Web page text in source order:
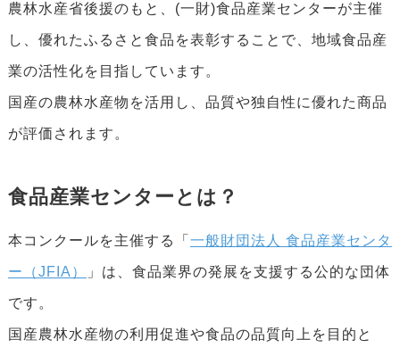
農林水産省後援のもと、(一財)食品産業センターが主催
し、優れたふるさと食品を表彰することで、地域食品産
業の活性化を目指しています。
国産の農林水産物を活用し、品質や独自性に優れた商品
が評価されます。
食品産業センターとは？
本コンクールを主催する「 一般財団法人 食品産業センタ
ー（JFIA） 」は、食品業界の発展を支援する公的な団体
です。
国産農林水産物の利用促進や食品の品質向上を目的と